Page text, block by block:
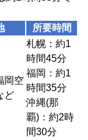
所要時間
岡空
ど
札幌：約1
時間45分
福岡：約1
時間35分
沖縄(那
覇)：約2時
間30分